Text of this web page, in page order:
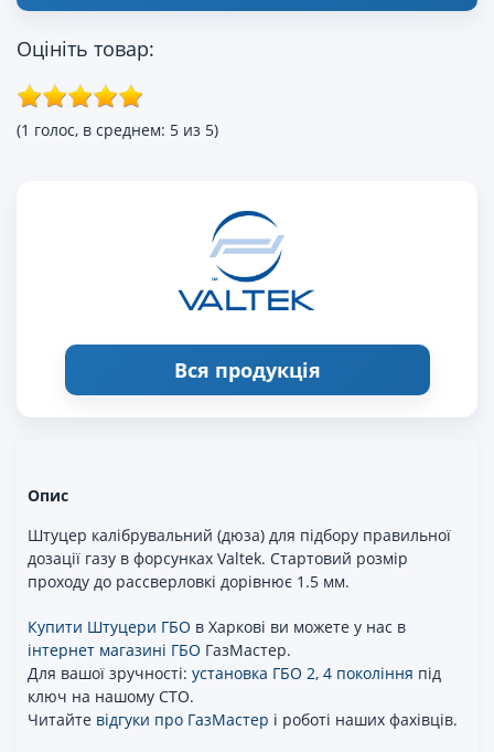
Оцініть товар:
(1 голос, в среднем: 5 из 5)
Вся продукція
Опис
Штуцер калібрувальний (дюза) для підбору правильної
дозації газу в форсунках Valtek. Стартовий розмір
проходу до рассверловкі дорівнює 1.5 мм.
Купити Штуцери ГБО в Харкові ви можете у нас в
інтернет магазині ГБО ГазМастер.
Для вашої зручності: установка ГБО 2, 4 покоління під
ключ на нашому СТО.
Читайте відгуки про ГазМастер і роботі наших фахівців.